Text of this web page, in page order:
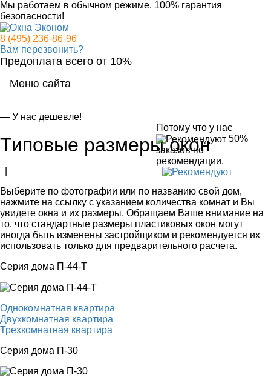
Мы работаем в обычном режиме. 100% гарантия
безопасности!
8 (495) 236-86-96
Вам перезвонить?
Предоплата всего от 10%
Меню сайта
— У нас дешевле!
Потому что у нас
50%
заказов по
рекомендации.
Типовые размеры окон
Выберите по фотографии или по названию свой дом,
нажмите на ссылку с указанием количества комнат и Вы
увидете окна и их размеры. Обращаем Ваше внимание на
то, что стандартные размеры пластиковых окон могут
иногда быть изменены застройщиком и рекомендуется их
использовать только для предварительного расчета.
Серия дома П-44-Т
Однокомнатная квартира
Двухкомнатная квартира
Трехкомнатная квартира
Серия дома П-30